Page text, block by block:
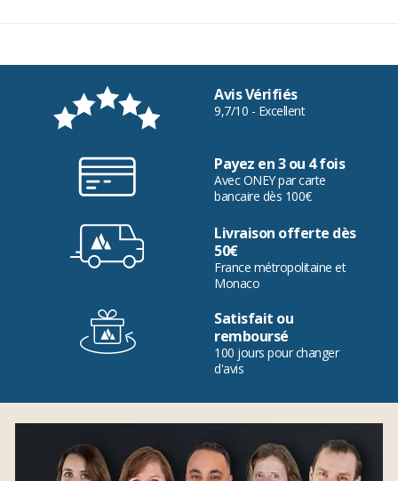
Avis Vérifiés
9,7/10 - Excellent
Payez en 3 ou 4 fois
Avec ONEY par carte
bancaire dès 100€
Livraison offerte dès
50€
France métropolitaine et
Monaco
Satisfait ou
remboursé
100 jours pour changer
d'avis